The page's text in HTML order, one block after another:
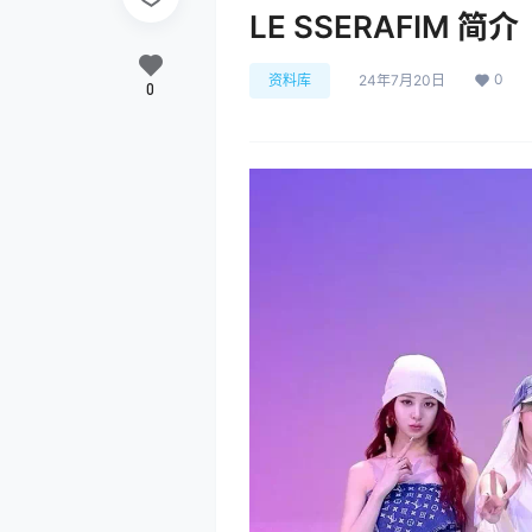
LE SSERAFIM 简介
资料库 24年7月20日 0
0